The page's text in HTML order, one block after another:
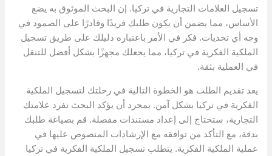
تسجيل العلامات التجارية في تركيا. إن البحث الموثوق به يضع
الأساس، مما يضمن أن يكون طلبك فريدًا وقادرًا على الصمود في
وجه أي تحديات. فكر في الأمر باعتباره دليلك على طريق تسجيل
الملكية الفكرية في تركيا، مما يجعلك مجهزًا بشكل أفضل للتنقل
في العملية بثقة.
يعد تقديم الطلب هو الخطوة التالية في رحلتك لتسجيل الملكية
الفكرية في تركيا بشكل آمن. بمجرد أن يؤكد البحث تفرد علامتك
التجارية، ستحتاج إلى إعداد مستندات مفصلة. قم بصياغة طلبك
بدقة، مع التأكد من توافقه مع الإرشادات المنصوص عليها في
عملية الملكية الفكرية. يتطلب تسجيل الملكية الفكرية في تركيا